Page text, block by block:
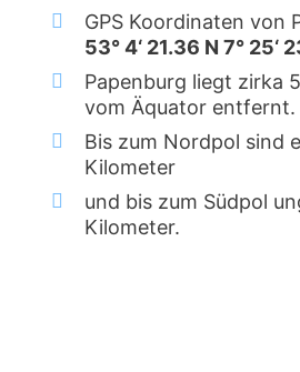
GPS Koordinaten von
53° 4‘ 21.36 N 7° 25‘
Papenburg liegt zirka
vom Äquator entfernt.
Bis zum Nordpol sind
Kilometer
und bis zum Südpol
Kilometer.